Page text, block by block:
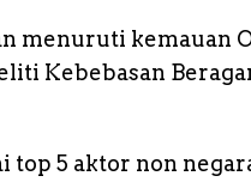
menuruti kemauan
Kebebasan
top 5 aktor non